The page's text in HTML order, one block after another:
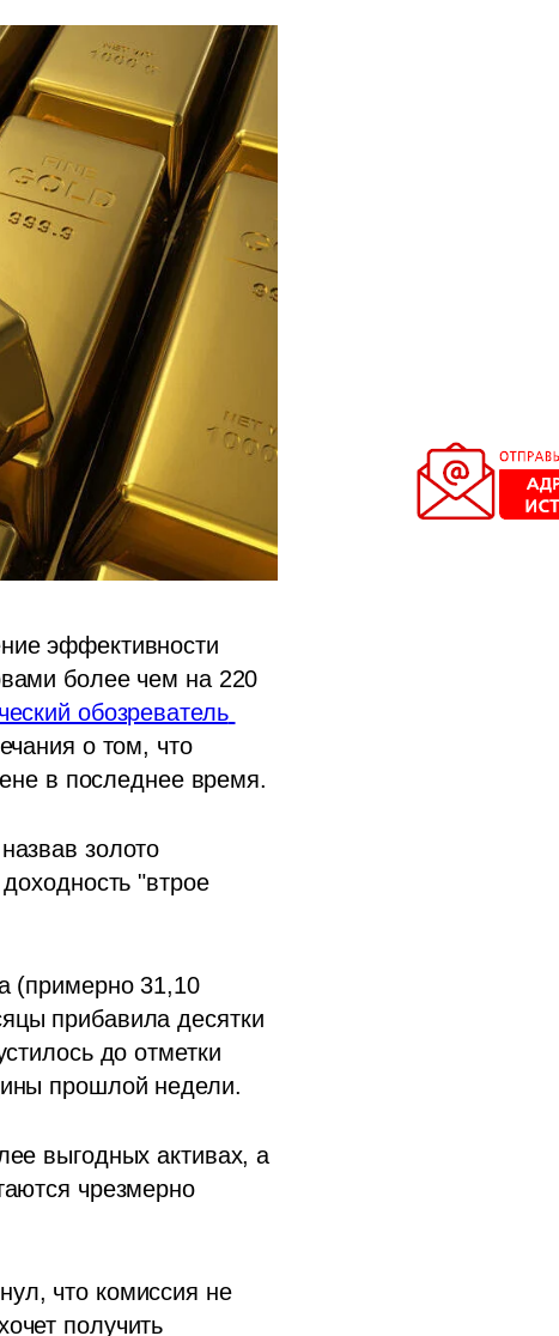
эффективности
более чем на 220
обозреватель
о том, что
в последнее время.
золото
"втрое
(примерно 31,10
прибавила десятки
до отметки
прошлой недели.
выгодных активах, а
чрезмерно
что комиссия не
получить